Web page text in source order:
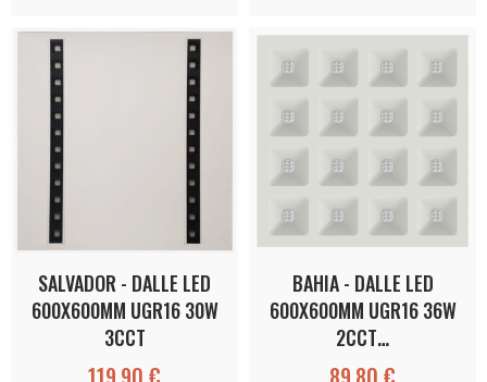
SALVADOR - DALLE LED
600X600MM UGR16 30W
3CCT
BAHIA - DALLE LED
600X600MM UGR16 36W
2CCT…